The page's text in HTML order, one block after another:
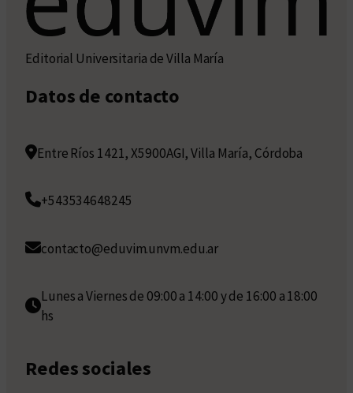
Editorial Universitaria de Villa María
Datos de contacto
Entre Ríos 1421, X5900AGI, Villa María, Córdoba
+543534648245
contacto@eduvim.unvm.edu.ar
Lunes a Viernes de 09:00 a 14:00 y de 16:00 a 18:00
hs
Redes sociales